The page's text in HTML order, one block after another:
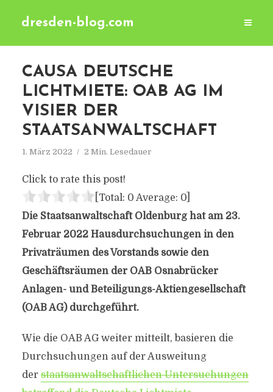
dresden-blog.com
CAUSA DEUTSCHE
LICHTMIETE: OAB AG IM
VISIER DER
STAATSANWALTSCHAFT
1. März 2022 2 Min. Lesedauer
Click to rate this post!
[Total: 0 Average: 0]
Die Staatsanwaltschaft Oldenburg hat am 23.
Februar 2022 Hausdurchsuchungen in den
Privaträumen des Vorstands sowie den
Geschäftsräumen der OAB Osnabrücker
Anlagen- und Beteiligungs-Aktiengesellschaft
(OAB AG) durchgeführt.
Wie die OAB AG weiter mitteilt, basieren die
Durchsuchungen auf der Ausweitung
derstaatsanwaltschaftlichen Untersuchungen